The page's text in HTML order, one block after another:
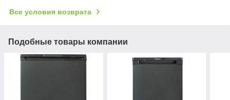
Все условия возврата
Подобные товары компании